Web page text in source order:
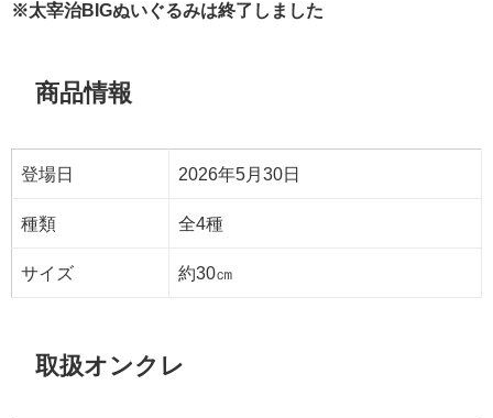
※太宰治BIGぬいぐるみは終了しました
商品情報
登場日 2026年5月30日
種類 全4種
サイズ 約30㎝
取扱オンクレ